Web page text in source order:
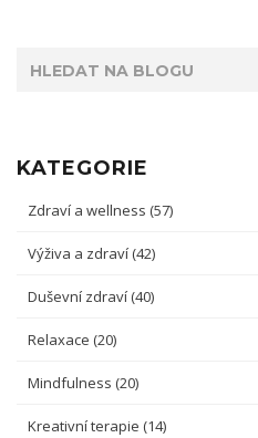
KATEGORIE
Zdraví a wellness (57)
Výživa a zdraví (42)
Duševní zdraví (40)
Relaxace (20)
Mindfulness (20)
Kreativní terapie (14)